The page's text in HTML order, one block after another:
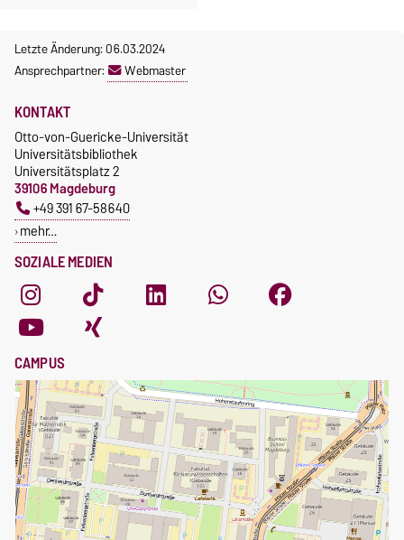
Letzte Änderung: 06.03.2024
Ansprechpartner:
Webmaster
SOZIALE MEDIEN
KONTAKT
Otto-von-Guericke-Universität
Universitätsbibliothek
Universitätsplatz 2
39106 Magdeburg
+49 391 67-58640
mehr…
CAMPUS